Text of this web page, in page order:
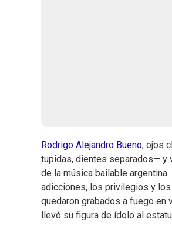
Rodrigo Alejandro Bueno, ojos
tupidas, dientes separados— y
de la música bailable argentina.
adicciones, los privilegios y
quedaron grabados a fuego en
llevó su figura de ídolo al